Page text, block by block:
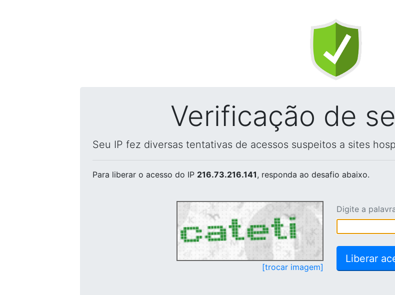
Verificação de
Seu IP fez diversas tentativas de acessos suspeitos a sites
Para liberar o acesso do IP 216.73.216.141, responda ao desafio abaixo.
[trocar imagem]
Digite a